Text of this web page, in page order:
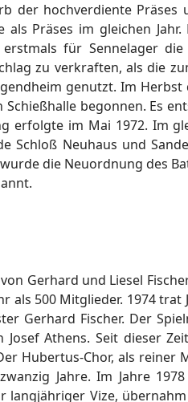
der hochverdiente Präses
Präses im gleichen
für Sennelager
zu verkraften, als die
genutzt. Im
begonnen. Es
erfolgte im Mai 1972. Im
Schloß Neuhaus und
die Neuordnung des
Gerhard und Liesel
500 Mitglieder. 1974 trat
Gerhard Fischer. Der
Athens. Seit dieser
Hubertus-Chor, als reiner
Jahre. Im Jahre
langjähriger Vize,